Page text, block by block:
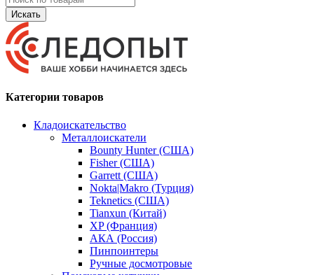
Искать
Категории товаров
Кладоискательство
Металлоискатели
Bounty Hunter (США)
Fisher (США)
Garrett (США)
Nokta|Makro (Турция)
Teknetics (США)
Tianxun (Китай)
XP (Франция)
АКА (Россия)
Пинпоинтеры
Ручные досмотровые